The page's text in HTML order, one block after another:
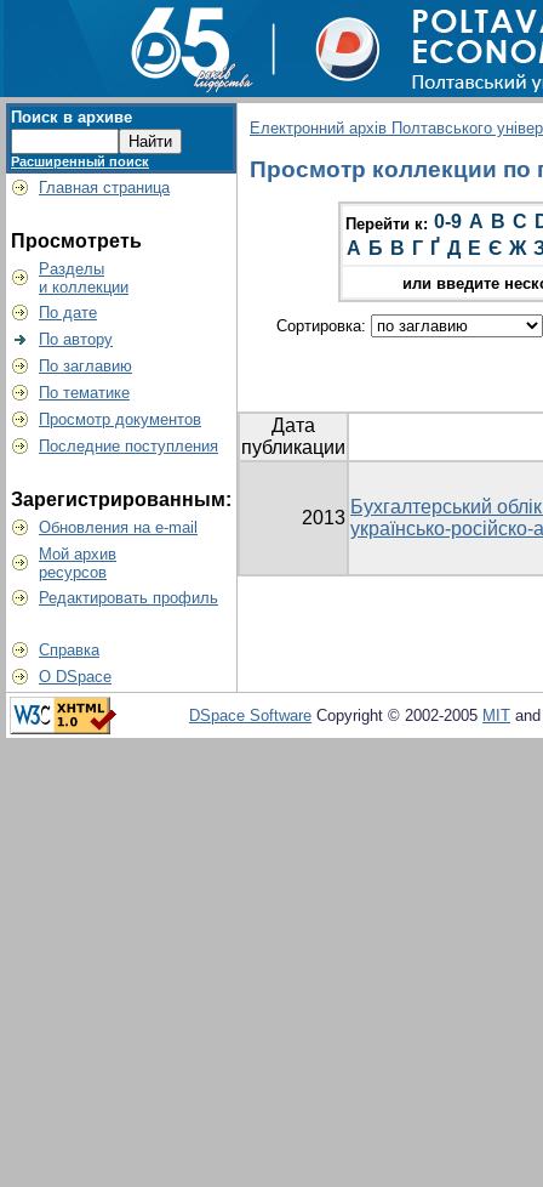
Поиск в архиве
Расширенный поиск
Главная страница
Просмотреть
Разделы
и коллекции
По дате
По автору
По заглавию
По тематике
Просмотр документов
Последние поступления
Зарегистрированным:
Обновления на e-mail
Мой архив
ресурсов
Редактировать профиль
Справка
О DSpace
Електронний архів Полтавського
Просмотр коллекции по
Перейти к: 0-9 A B C
А Б В Г Ґ Д Е Є Ж
или введите
Сортировка:
Дата
публикации
2013
Бухгалтерський
українсько-
DSpace Software Copyright © 2002-2005 MIT